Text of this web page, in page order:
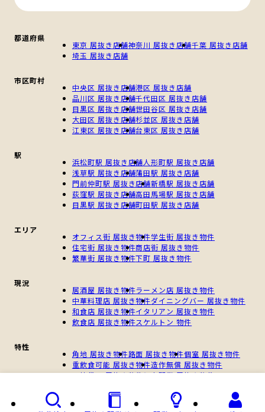
都道府県
東京 居抜き店舗神奈川 居抜き店舗千葉 居抜き店舗
埼玉 居抜き店舗
市区町村
中央区 居抜き店舗港区 居抜き店舗
品川区 居抜き店舗千代田区 居抜き店舗
目黒区 居抜き店舗世田谷区 居抜き店舗
大田区 居抜き店舗杉並区 居抜き店舗
江東区 居抜き店舗台東区 居抜き店舗
駅
浜松町駅 居抜き店舗人形町駅 居抜き店舗
浅草駅 居抜き店舗蒲田駅 居抜き店舗
門前仲町駅 居抜き店舗新橋駅 居抜き店舗
荻窪駅 居抜き店舗高田馬場駅 居抜き店舗
目黒駅 居抜き店舗町田駅 居抜き店舗
エリア
オフィス街 居抜き物件学生街 居抜き物件
住宅街 居抜き物件商店街 居抜き物件
繁華街 居抜き物件下町 居抜き物件
現況
居酒屋 居抜き物件ラーメン店 居抜き物件
中華料理店 居抜き物件ダイニングバー 居抜き物件
和食店 居抜き物件イタリアン 居抜き物件
飲食店 居抜き物件スケルトン 物件
特性
角地 居抜き物件路面 居抜き物件個室 居抜き物件
重飲食可能 居抜き物件造作無償 居抜き物件
一棟貸し 居抜き物件個人開業 居抜き物件